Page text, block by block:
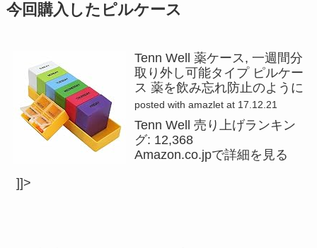
今回購入したピルケース
Tenn Well 薬ケース, 一週間分
取り外し可能タイプ ピルケー
ス 薬を飲み忘れ防止のように
posted with amazletat 17.12.21
Tenn Well 売り上げランキン
グ: 12,368
Amazon.co.jpで詳細を見る
]]>